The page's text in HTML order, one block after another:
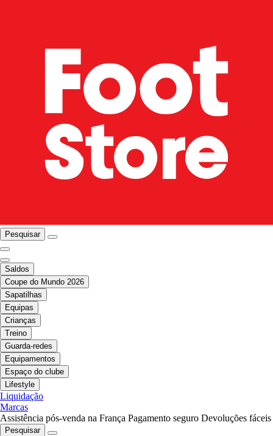
Pesquisar
Saldos
Coupe do Mundo 2026
Sapatilhas
Equipas
Crianças
Treino
Guarda-redes
Equipamentos
Espaço do clube
Lifestyle
Liquidação
Marcas
Assistência pós-venda na França Pagamento seguro Devoluções fáceis
Pesquisar